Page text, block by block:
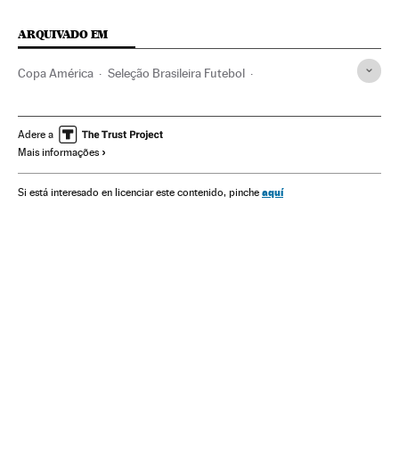
ARQUIVADO EM
Copa América Seleção Brasileira Futebol
Dunga Robinho CBF
Venezuela Neymar
Futebol América do Sul América Latina Competições
Adere a
Mais informações
Si está interesado en licenciar este contenido, pinche aquí